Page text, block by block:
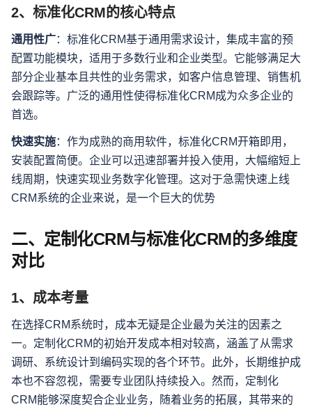
2、标准化CRM的核心特点
通用性广：标准化CRM基于通用需求设计，集成丰富的预
配置功能模块，适用于多数行业和企业类型。它能够满足大
部分企业基本且共性的业务需求，如客户信息管理、销售机
会跟踪等。广泛的通用性使得标准化CRM成为众多企业的
首选。
快速实施：作为成熟的商用软件，标准化CRM开箱即用，
安装配置简便。企业可以迅速部署并投入使用，大幅缩短上
线周期，快速实现业务数字化管理。这对于急需快速上线
CRM系统的企业来说，是一个巨大的优势
二、定制化CRM与标准化CRM的多维度
对比
1、成本考量
在选择CRM系统时，成本无疑是企业最为关注的因素之
一。定制化CRM的初始开发成本相对较高，涵盖了从需求
调研、系统设计到编码实现的各个环节。此外，长期维护成
本也不容忽视，需要专业团队持续投入。然而，定制化
CRM能够深度契合企业业务，随着业务的拓展，其带来的